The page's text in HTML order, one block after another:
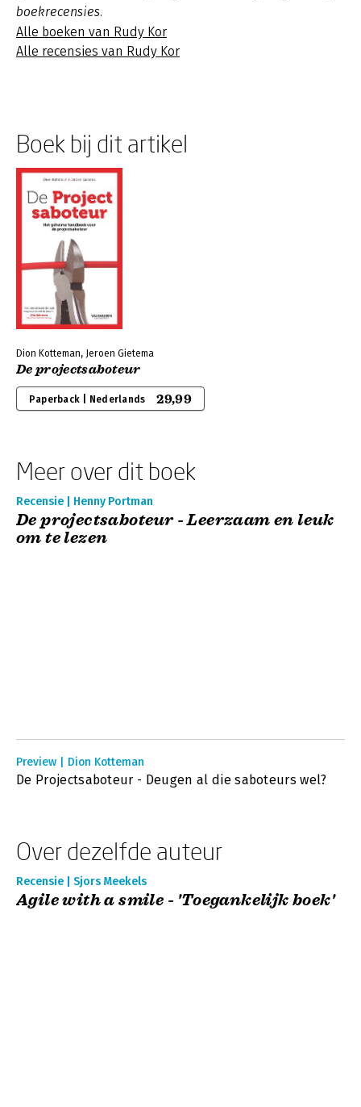
boekrecensies.
Alle boeken van Rudy Kor
Alle recensies van Rudy Kor
Boek bij dit artikel
Dion Kotteman, Jeroen Gietema
De projectsaboteur
Paperback | Nederlands 29,99
Meer over dit boek
Recensie | Henny Portman
De projectsaboteur - Leerzaam en leuk
om te lezen
Preview | Dion Kotteman
De Projectsaboteur - Deugen al die saboteurs wel?
Over dezelfde auteur
Recensie | Sjors Meekels
Agile with a smile - 'Toegankelijk boek'